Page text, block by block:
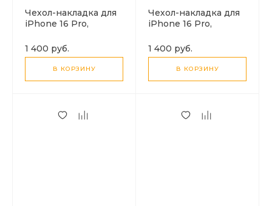
Чехол-накладка для
iPhone 16 Pro,
магнитный (MagSafe),
без лого, X-CASE,
бежевый
1 400 руб.
В КОРЗИНУ
Чехол-накладка для
iPhone 16 Pro,
магнитный (MagSafe),
без лого, X-CASE,
1 400 руб.
В КОРЗИНУ